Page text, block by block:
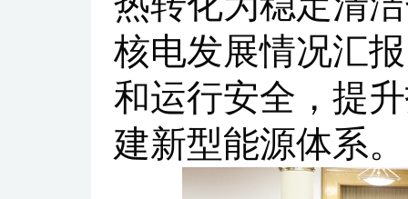
核电发展情况汇
和运行安全，提
建新型能源体系。